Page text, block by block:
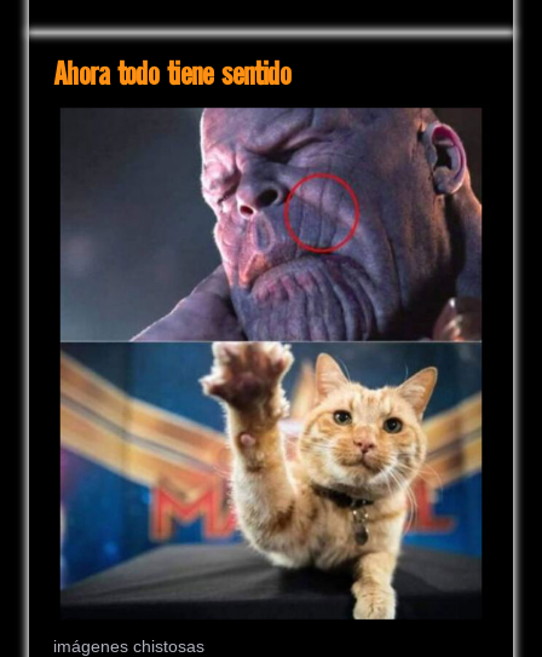
Ahora todo tiene sentido
imágenes chistosas